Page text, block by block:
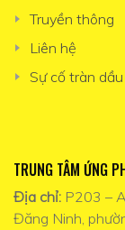
Truyền thông
Liên hệ
Sự cố tràn dầu
TRUNG TÂM ỨNG
Địa chỉ: P203 –
Đăng Ninh,